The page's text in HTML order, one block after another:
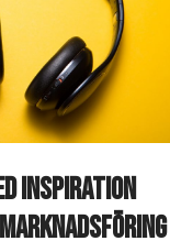
inspiration